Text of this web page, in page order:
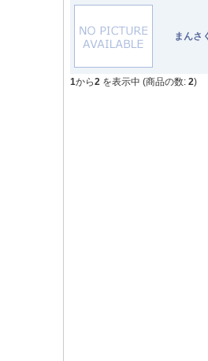
まん
1から2 を表示中 (商品の数: 2)